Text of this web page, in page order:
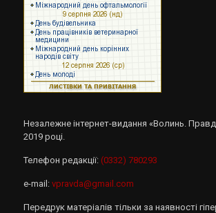
Незалежне інтернет-видання «Волинь.
2019 році.
Телефон редакції: (0332) 780293
e-mail: vpravda@gmail.com
Передрук матеріалів тільки за наявності